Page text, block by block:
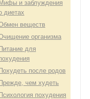
Мифы и заблуждения
диетах
веществ
организма
Питание для
Похудеть после родов
Прежде, чем худеть
Психология похудения